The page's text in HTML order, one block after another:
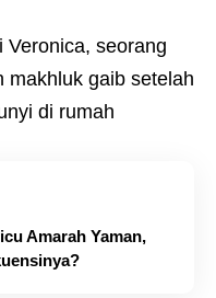
Veronica, seorang
makhluk gaib setelah
di rumah
Amarah Yaman,